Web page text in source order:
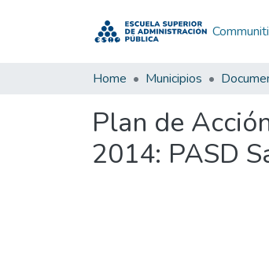
Home Municipios
Plan de
2014: PASD